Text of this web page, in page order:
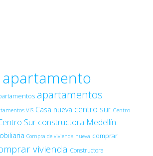
apartamento
apartamentos
VIS Casa nueva centro sur Centro
Sur constructora Medellín
Compra de vivienda nueva comprar
vivienda Constructora